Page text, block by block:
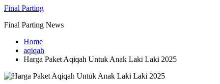
Skip
content
Final Parting
Final Parting News
Home
aqiqah
Harga Paket Aqiqah Untuk Anak Laki Laki 2025